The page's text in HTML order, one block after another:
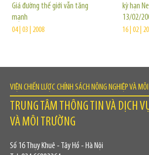
Giá đường thế giới vẫn tăng
mạnh
04 | 03 | 2008
kỳ hạn
13/02/
16 | 02 |
VIỆN CHIẾN LƯỢC CHÍNH SÁCH NÔNG NGHIỆP VÀ
TRUNG TÂM THÔNG TIN VÀ DỊCH
VÀ MÔI TRƯỜNG
Số 16 Thụy Khuê - Tây Hồ - Hà Nội